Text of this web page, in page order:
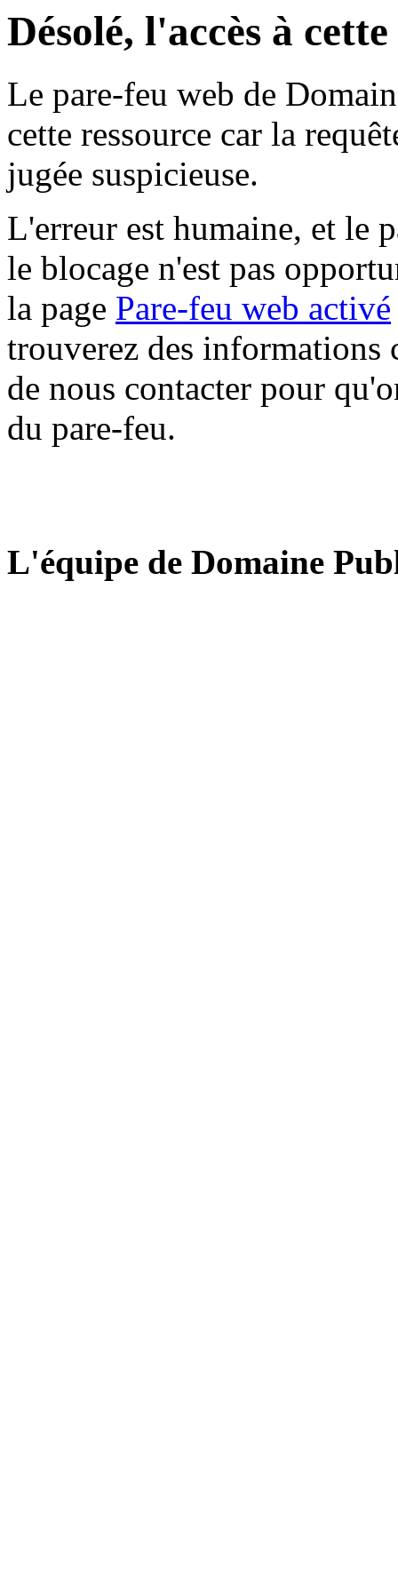
Désolé, l'accès à
Le pare-feu web de
cette ressource car la
jugée suspicieuse.
L'erreur est humaine, et le
le blocage n'est pas
la page Pare-feu web activé
trouverez des informations
de nous contacter pour
du pare-feu.
L'équipe de Domaine